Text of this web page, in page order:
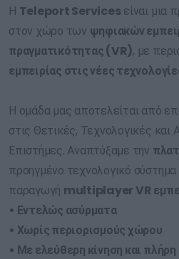
Η Teleport Servicesείναι μια
στον χώρο των ψηφιακών
πραγματικότητας (VR), με
εμπειρίας στις νέες
Η ομάδα μας αποτελείται από
στις Θετικές, Τεχνολογικές και
Επιστήμες. Αναπτύξαμε την
προηγμένο τεχνολογικό
παραγωγή multiplayer VR
• Εντελώς ασύρματα
• Χωρίς περιορισμούς χώρου
• Με ελεύθερη κίνηση και